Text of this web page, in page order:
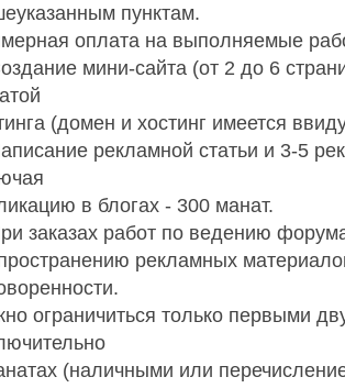
пунктам.
оплата на выполняемые
мини-сайта (от 2 до 6
(домен и хостинг имеется
рекламной статьи и 3-5
в блогах - 300 манат.
заказах работ по ведению
рекламных
ограничиться только первыми
(наличными или